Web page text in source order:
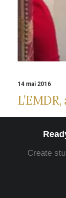
14 mai 2016
Create